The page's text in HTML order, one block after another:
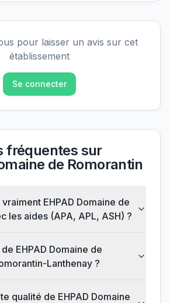
pour laisser un avis sur cet
établissement
Se connecter
fréquentes sur
de Romorantin
EHPAD Domaine de
les aides (APA, APL, ASH) ?
EHPAD Domaine de
Lanthenay ?
qualité de EHPAD Domaine